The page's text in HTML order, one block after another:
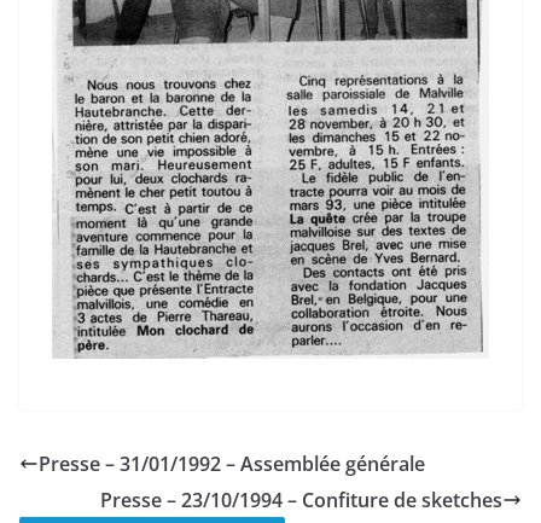
Presse – 31/01/1992 – Assemblée générale
Presse – 23/10/1994 – Confiture de sketches